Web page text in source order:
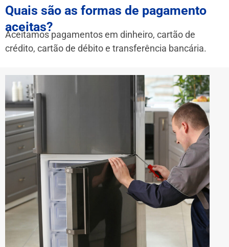
Quais são as formas de pagamento
aceitas?
Aceitamos pagamentos em dinheiro, cartão de
crédito, cartão de débito e transferência bancária.